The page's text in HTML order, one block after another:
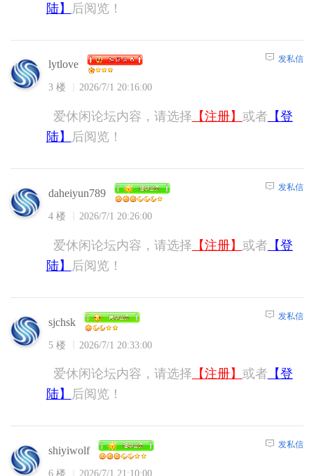
陆】
后阅览！
lytlove
3 楼 2026/7/1 20:16:00
发私信
爱休闲论坛内容，请选择 【注册】 或者 【登
陆】
后阅览！
daheiyun789
4 楼 2026/7/1 20:26:00
发私信
爱休闲论坛内容，请选择 【注册】 或者 【登
陆】
后阅览！
sjchsk
5 楼 2026/7/1 20:33:00
发私信
爱休闲论坛内容，请选择 【注册】 或者 【登
陆】
后阅览！
shiyiwolf
6 楼 2026/7/1 21:10:00
发私信